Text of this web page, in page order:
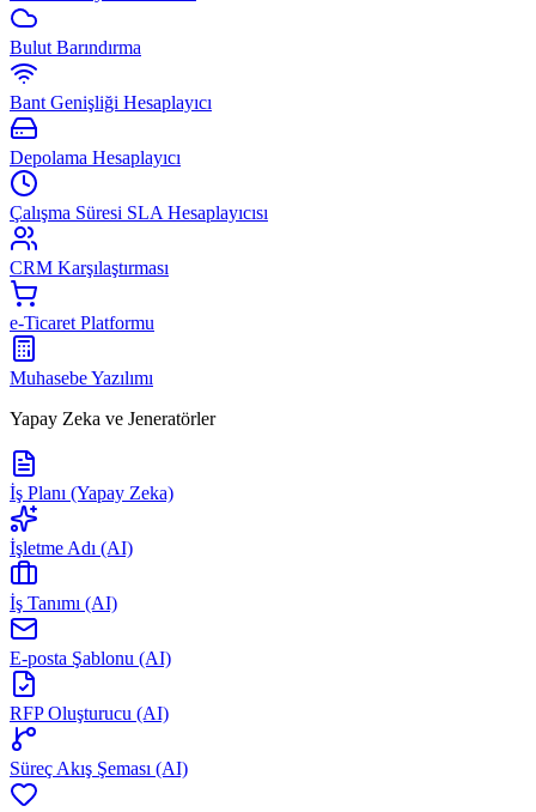
Bulut Barındırma
Bant Genişliği Hesaplayıcı
Depolama Hesaplayıcı
Çalışma Süresi SLA Hesaplayıcısı
CRM Karşılaştırması
e-Ticaret Platformu
Muhasebe Yazılımı
Yapay Zeka ve Jeneratörler
İş Planı (Yapay Zeka)
İşletme Adı (AI)
İş Tanımı (AI)
E-posta Şablonu (AI)
RFP Oluşturucu (AI)
Süreç Akış Şeması (AI)